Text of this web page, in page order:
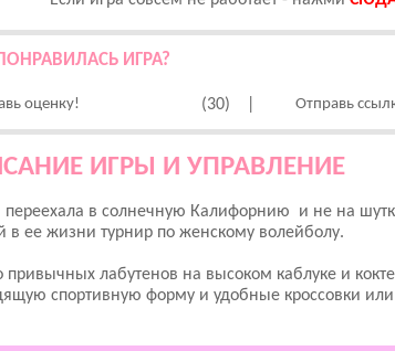
ИГРА?
оценку! (30) Отправь
ИГРЫ И УПРАВЛЕНИЕ
в солнечную Калифорнию и не на
в ее жизни турнир по женскому волейболу.
привычных лабутенов на высоком каблуке и
спортивную форму и удобные кроссовки